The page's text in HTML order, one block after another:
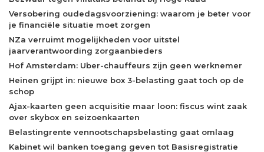
Versobering oudedagsvoorziening: waarom je beter voor
je financiële situatie moet zorgen
NZa verruimt mogelijkheden voor uitstel
jaarverantwoording zorgaanbieders
Hof Amsterdam: Uber-chauffeurs zijn geen werknemer
Heinen grijpt in: nieuwe box 3-belasting gaat toch op de
schop
Ajax-kaarten geen acquisitie maar loon: fiscus wint zaak
over skybox en seizoenkaarten
Belastingrente vennootschapsbelasting gaat omlaag
Kabinet wil banken toegang geven tot Basisregistratie